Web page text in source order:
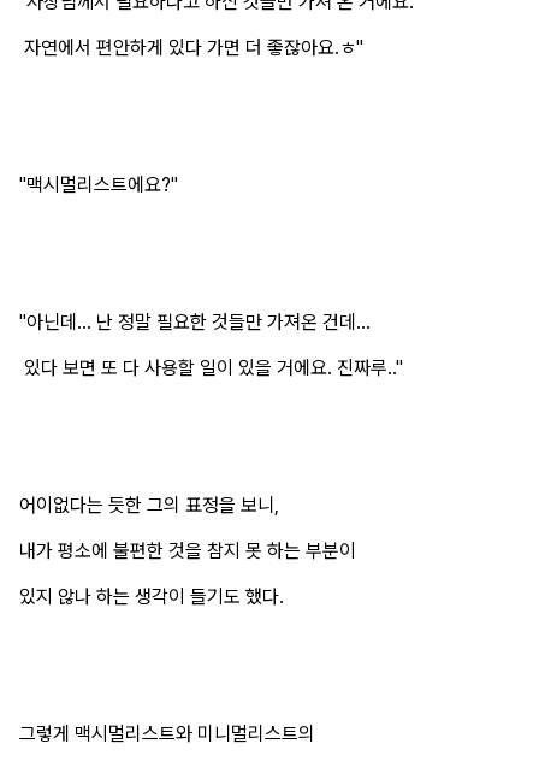
자연에서 편안하게 있다 가면 더 좋잖아요.ㅎ"
"맥시멀리스트에요?"
"아닌데... 난 정말 필요한 것들만 가져온 건데...
있다 보면 또 다 사용할 일이 있을 거에요. 진짜루.."
어이없다는 듯한 그의 표정을 보니,
내가 평소에 불편한 것을 참지 못 하는 부분이
있지 않나 하는 생각이 들기도 했다.
그렇게 맥시멀리스트와 미니멀리스트의